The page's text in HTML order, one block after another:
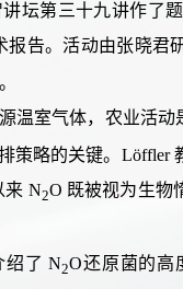
讲坛第三十九讲作了
报告。活动由张晓君
。
温室气体，农业活动
策略的关键。 Löffler
来 N2O 既被视为生物
绍了 N2O还原菌的高